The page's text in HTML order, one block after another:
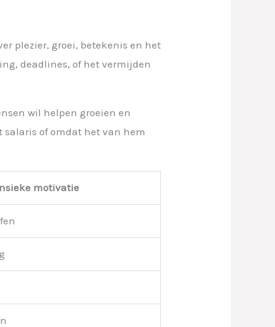
plezier, groei, betekenis en het
deadlines, of het vermijden
wil helpen groeien en
of omdat het van hem
motivatie